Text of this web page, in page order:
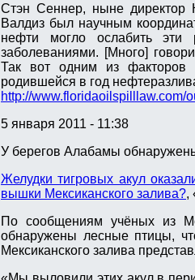
Стэн Сеннер, ныне директор
Валдиз был научным
нефти могло ослабить эти
заболеваниями. [Много]
Так вот одним из факторов
родившейся в год
http://www.floridaoilspilllaw.com/
5 января 2011 - 11:38
У берегов Алабамы
Желудки тигровых акул
вышки Мексиканского залива?,
По сообщениям учёных из
обнаружены лесные птицы,
Мексиканского залива